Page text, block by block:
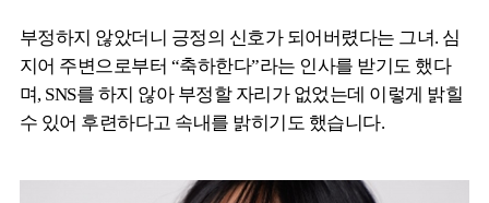
부정하지 않았더니 긍정의 신호가 되어버렸다는 그녀. 심
지어 주변으로부터 “축하한다”라는 인사를 받기도 했다
며, SNS를 하지 않아 부정할 자리가 없었는데 이렇게 밝힐
수 있어 후련하다고 속내를 밝히기도 했습니다.